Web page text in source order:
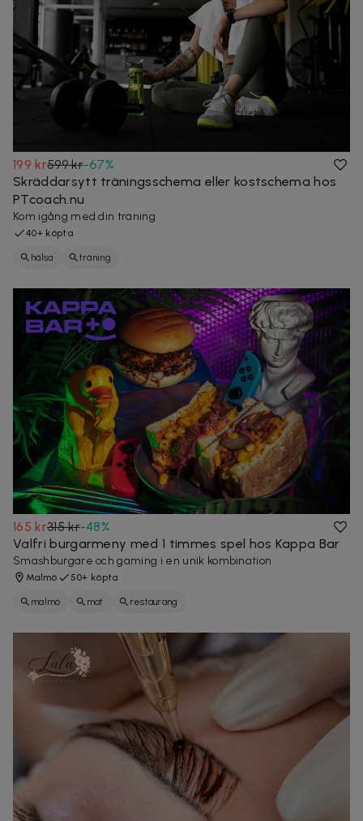
199 kr599 kr-67%
Skräddarsytt träningsschema eller kostschema hos
PTcoach.nu
Kom igång med din träning
40+ köpta
hälsa träning
165 kr315 kr-48%
Valfri burgarmeny med 1 timmes spel hos Kappa Bar
Smashburgare och gaming i en unik kombination
Malmö 50+ köpta
malmö mat restaurang